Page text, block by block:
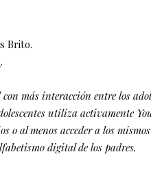
Brito.
más interacción entre los
utiliza activamente
o al menos acceder a los
digital de los padres.